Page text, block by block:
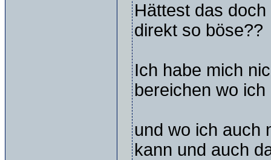
Hättest das
direkt so böse??
Ich habe mich
bereichen wo
und wo ich auch
kann und auch